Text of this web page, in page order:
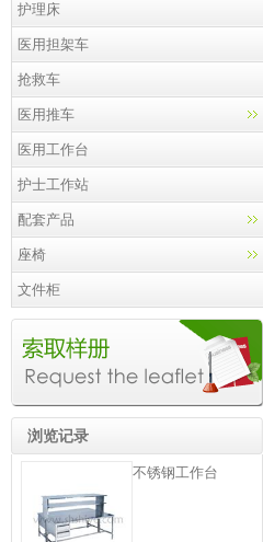
护理床
医用担架车
抢救车
医用推车
医用工作台
护士工作站
配套产品
座椅
文件柜
浏览记录
不锈钢工作台